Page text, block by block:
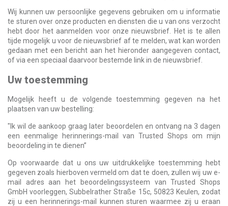
Wij kunnen uw persoonlijke gegevens gebruiken om u informatie
te sturen over onze producten en diensten die u van ons verzocht
hebt door het aanmelden voor onze nieuwsbrief. Het is te allen
tijde mogelijk u voor de nieuwsbrief af te melden, wat kan worden
gedaan met een bericht aan het hieronder aangegeven contact,
of via een speciaal daarvoor bestemde link in de nieuwsbrief.
Uw toestemming
Mogelijk heeft u de volgende toestemming gegeven na het
plaatsen van uw bestelling:
"Ik wil de aankoop graag later beoordelen en ontvang na 3 dagen
een eenmalige herinnerings-mail van Trusted Shops om mijn
beoordeling in te dienen”
Op voorwaarde dat u ons uw uitdrukkelijke toestemming hebt
gegeven zoals hierboven vermeld om dat te doen, zullen wij uw e-
mail adres aan het beoordelingssysteem van Trusted Shops
GmbH voorleggen, Subbelrather Straße 15c, 50823 Keulen, zodat
zij u een herinnerings-mail kunnen sturen waarmee zij u eraan